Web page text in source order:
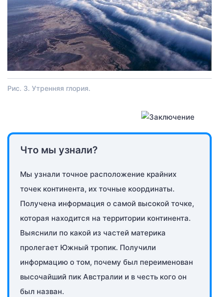
Рис. 3. Утренняя глория.
Что мы узнали?
Мы узнали точное расположение крайних
точек континента, их точные координаты.
Получена информация о самой высокой точке,
которая находится на территории континента.
Выяснили по какой из частей материка
пролегает Южный тропик. Получили
информацию о том, почему был переименован
высочайший пик Австралии и в честь кого он
был назван.